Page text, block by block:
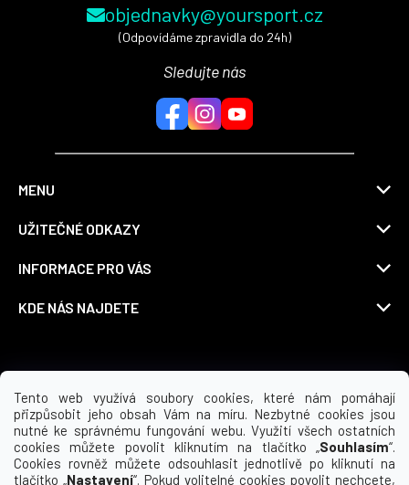
Tento web využívá soubory cookies, které nám pomáhají
přizpůsobit jeho obsah Vám na míru. Nezbytné cookies jsou
nutné ke správnému fungování webu. Využití všech ostatních
cookies můžete povolit kliknutím na tlačítko „Souhlasím“.
Cookies rovněž můžete odsouhlasit jednotlivě po kliknutí na
tlačítko „Nastavení“. Pokud volitelné cookies povolit nechcete,
objednavky@yoursport.cz
(Odpovídáme zpravidla do 24h)
Sledujte nás
MENU
UŽITEČNÉ ODKAZY
INFORMACE PRO VÁS
KDE NÁS NAJDETE
Možnosti dopravy